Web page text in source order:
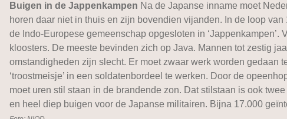
Buigen in de Jappenkampen Na de Japanse inname moet
horen daar niet in thuis en zijn bovendien vijanden. In de loop
de Indo-Europese gemeenschap opgesloten in
kloosters. De meeste bevinden zich op Java. Mannen tot zestig
omstandigheden zijn slecht. Er moet zwaar werk worden gedaan
‘troostmeisje’ in een soldatenbordeel te werken. Door de
moet uren stil staan in de brandende zon. Dat stilstaan is ook
en heel diep buigen voor de Japanse militairen. Bijna 17.000